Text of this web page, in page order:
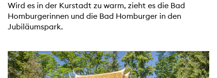
Wird es in der Kurstadt zu warm, zieht es die Bad
Homburgerinnen und die Bad Homburger in den
Jubiläumspark.